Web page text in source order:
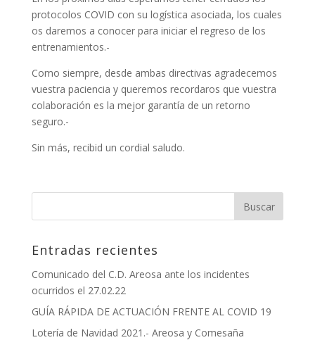
protocolos COVID con su logística asociada, los cuales
os daremos a conocer para iniciar el regreso de los
entrenamientos.-
Como siempre, desde ambas directivas agradecemos
vuestra paciencia y queremos recordaros que vuestra
colaboración es la mejor garantía de un retorno
seguro.-
Sin más, recibid un cordial saludo.
Entradas recientes
Comunicado del C.D. Areosa ante los incidentes
ocurridos el 27.02.22
GUÍA RÁPIDA DE ACTUACIÓN FRENTE AL COVID 19
Lotería de Navidad 2021.- Areosa y Comesaña